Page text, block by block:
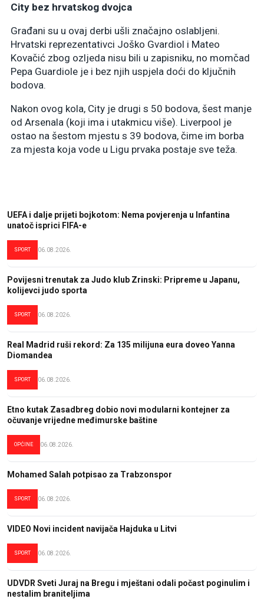
City bez hrvatskog dvojca
Građani su u ovaj derbi ušli značajno oslabljeni.
Hrvatski reprezentativci Joško Gvardiol i Mateo
Kovačić zbog ozljeda nisu bili u zapisniku, no momčad
Pepa Guardiole je i bez njih uspjela doći do ključnih
bodova.
Nakon ovog kola, City je drugi s 50 bodova, šest manje
od Arsenala (koji ima i utakmicu više). Liverpool je
ostao na šestom mjestu s 39 bodova, čime im borba
za mjesta koja vode u Ligu prvaka postaje sve teža.
UEFA i dalje prijeti bojkotom: Nema povjerenja u Infantina
unatoč isprici FIFA-e
SPORT 06.08.2026.
Povijesni trenutak za Judo klub Zrinski: Pripreme u Japanu,
kolijevci judo sporta
SPORT 06.08.2026.
Real Madrid ruši rekord: Za 135 milijuna eura doveo Yanna
Diomandea
SPORT 06.08.2026.
Etno kutak Zasadbreg dobio novi modularni kontejner za
očuvanje vrijedne međimurske baštine
OPĆINE 06.08.2026.
Mohamed Salah potpisao za Trabzonspor
SPORT 06.08.2026.
VIDEO Novi incident navijača Hajduka u Litvi
SPORT 06.08.2026.
UDVDR Sveti Juraj na Bregu i mještani odali počast poginulim i
nestalim braniteljima